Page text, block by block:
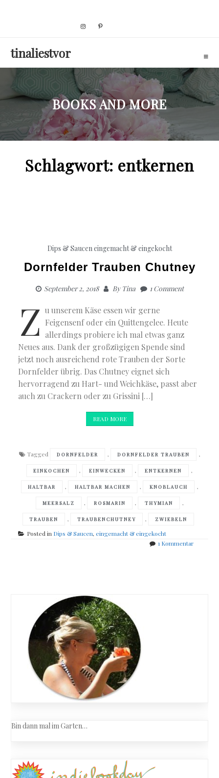
tinaliestvor
BOOKS AND MORE
Schlagwort: entkernen
Dips & Saucen eingemacht & eingekocht
Dornfelder Trauben Chutney
September 2, 2018 ByTina 1 Comment
Z u unserem Käse essen wir gerne
Feigensenf oder ein Quittengelee. Heute
allerdings probiere ich mal etwas ganz
Neues aus. Dank der großzügigen Spende sind
jetzt noch ausreichend rote Trauben der Sorte
Dornfelder übrig. Das Chutney eignet sich
hervorragend zu Hart- und Weichkäse, passt aber
auch zu Crackern oder zu Grissini […]
READ MORE
Tagged DORNFELDER , DORNFELDER TRAUBEN ,
EINKOCHEN , EINWECKEN , ENTKERNEN ,
HALTBAR , HALTBAR MACHEN , KNOBLAUCH ,
MEERSALZ , ROSMARIN , THYMIAN ,
TRAUBEN , TRAUBENCHUTNEY , ZWIEBELN
Posted in Dips & Saucen,eingemacht & eingekocht
1 Kommentarzu
navigation
Bin dann mal im Garten…